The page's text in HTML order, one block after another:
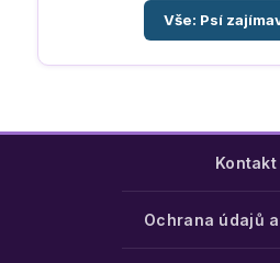
Vše: Psí
Kontakt
Ochrana údajů